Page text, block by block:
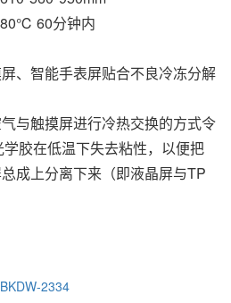
60分钟内
、智能手表屏贴合不良冷冻分解
与触摸屏进行冷热交换的方式令
胶在低温下失去粘性，以便把
成上分离下来（即液晶屏与TP
2334